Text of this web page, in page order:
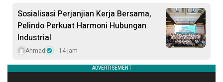
Sosialisasi Perjanjian Kerja Bersama,
Pelindo Perkuat Harmoni Hubungan
Industrial
Ahmad 14 jam